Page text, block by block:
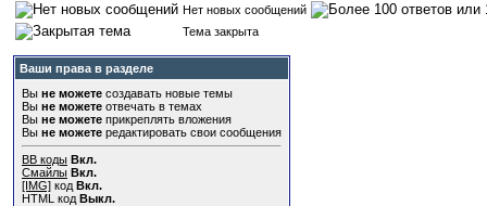
Нет новых сообщений
Тема закрыта
Ваши права в разделе
Вы не можете создавать новые темы
Вы не можете отвечать в темах
Вы не можете прикреплять вложения
Вы не можете редактировать свои сообщения
BB коды Вкл.
Смайлы Вкл.
[IMG] код Вкл.
HTML код Выкл.